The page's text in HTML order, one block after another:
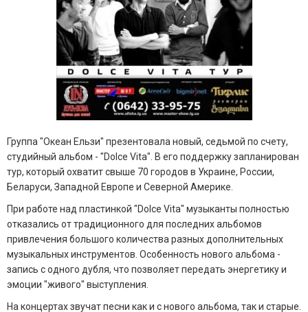
Группа "Океан Ельзи" презентовала новый, седьмой по счету,
студийный альбом - "Dolce Vita". В его поддержку запланирован
тур, который охватит свыше 70 городов в Украине, России,
Беларуси, Западной Европе и Северной Америке.
При работе над пластинкой "Dolce Vita" музыканты полностью
отказались от традиционного для последних альбомов
привлечения большого количества разных дополнительных
музыкальных инструментов. Особенность нового альбома -
запись с одного дубля, что позволяет передать энергетику и
эмоции "живого" выступления.
На концертах звучат песни как и с нового альбома, так и старые.